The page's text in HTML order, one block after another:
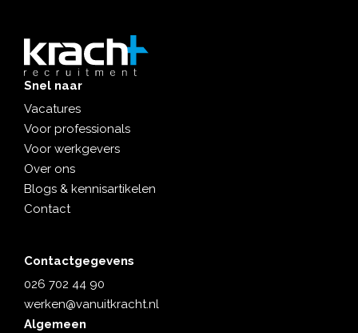
Snel naar
Vacatures
Voor professionals
Voor werkgevers
Over ons
Blogs & kennisartikelen
Contact
Contactgegevens
026 702 44 90
werken@vanuitkracht.nl
Algemeen